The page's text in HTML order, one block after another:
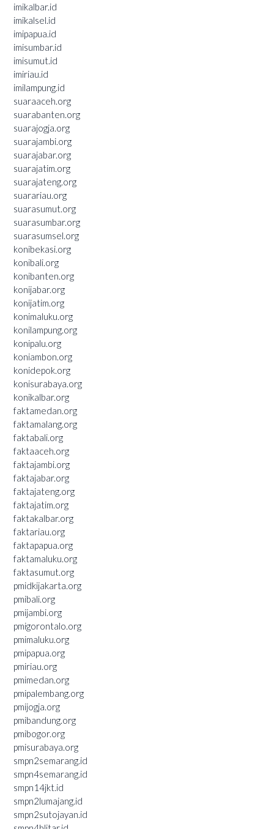
imikalbar.id
imikalsel.id
imipapua.id
imisumbar.id
imisumut.id
imiriau.id
imilampung.id
suaraaceh.org
suarabanten.org
suarajogja.org
suarajambi.org
suarajabar.org
suarajatim.org
suarajateng.org
suarariau.org
suarasumut.org
suarasumbar.org
suarasumsel.org
konibekasi.org
konibali.org
konibanten.org
konijabar.org
konijatim.org
konimaluku.org
konilampung.org
konipalu.org
koniambon.org
konidepok.org
konisurabaya.org
konikalbar.org
faktamedan.org
faktamalang.org
faktabali.org
faktaaceh.org
faktajambi.org
faktajabar.org
faktajateng.org
faktajatim.org
faktakalbar.org
faktariau.org
faktapapua.org
faktamaluku.org
faktasumut.org
pmidkijakarta.org
pmibali.org
pmijambi.org
pmigorontalo.org
pmimaluku.org
pmipapua.org
pmiriau.org
pmimedan.org
pmipalembang.org
pmijogja.org
pmibandung.org
pmibogor.org
pmisurabaya.org
smpn2semarang.id
smpn4semarang.id
smpn14jkt.id
smpn2lumajang.id
smpn2sutojayan.id